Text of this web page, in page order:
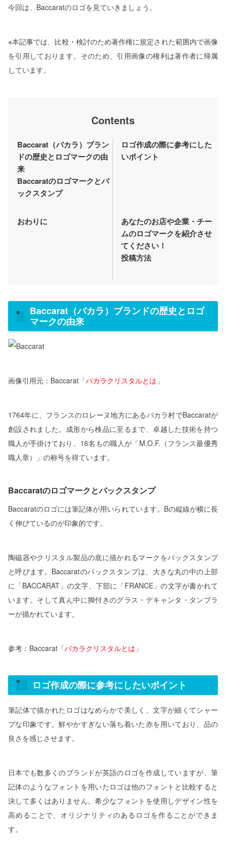
今回は、Baccaratのロゴを見ていきましょう。
※本記事では、比較・検討のため著作権に規定された範囲内で画像
を引用しております。そのため、引用画像の権利は著作者に帰属
しています。
Contents
Baccarat（バカラ）ブラン
ドの歴史とロゴマークの由
来
Baccaratのロゴマークとバ
ックスタンプ
ロゴ作成の際に参考にした
いポイント
おわりに
あなたのお店や企業・チー
ムのロゴマークを紹介させ
てください！
投稿方法
Baccarat（バカラ）ブランドの歴史とロゴ
マークの由来
画像引用元：Baccarat「バカラクリスタルとは 」
1764年に、フランスのロレーヌ地方にあるバカラ村でBaccaratが
創設されました。成形から検品に至るまで、卓越した技術を持つ
職人が手掛けており、16名もの職人が「M.O.F.（フランス最優秀
職人章）」の称号を得ています。
Baccaratのロゴマークとバックスタンプ
Baccaratのロゴには筆記体が用いられています。Bの縦線が横に長
く伸びているのが印象的です。
陶磁器やクリスタル製品の底に描かれるマークをバックスタンプ
と呼びます。Baccaratのバックスタンプは、大きな丸の中の上部
に「BACCARAT」の文字、下部に「FRANCE」の文字が書かれて
います。そして真ん中に脚付きのグラス・デキャンタ・タンブラ
ーが描かれています。
参考：Baccarat「バカラクリスタルとは 」
ロゴ作成の際に参考にしたいポイント
筆記体で描かれたロゴはなめらかで美しく、文字が細くてシャー
プな印象です。鮮やかすぎない落ち着いた赤を用いており、品の
良さを感じさせます。
日本でも数多くのブランドが英語のロゴを作成していますが、筆
記体のようなフォントを用いたロゴは他のフォントと比較すると
決して多くはありません。希少なフォントを使用しデザイン性を
高めることで、オリジナリティのあるロゴを作ることができま
す。